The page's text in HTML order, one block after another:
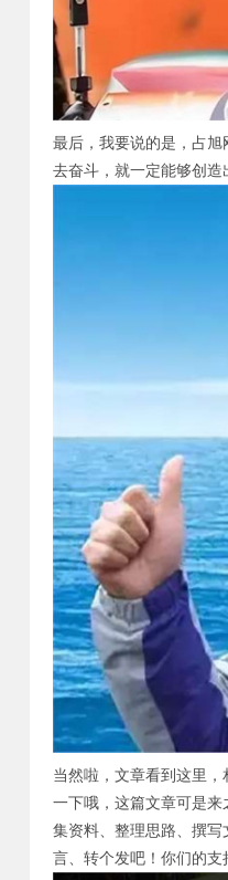
最后，我要说的是，占
去奋斗，就一定能够创
当然啦，文章看到这里
一下哦，这篇文章可是
集资料、整理思路、撰
言、转个发吧！你们的